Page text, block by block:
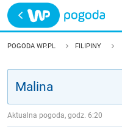
Trwa ładowanie
POLSKA
POGODA WP.PL FILIPINY
Aktualna pogoda, godz. 6:20